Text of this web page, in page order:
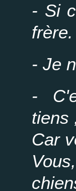
- Si
frère.
- Je
-
tiens
Car